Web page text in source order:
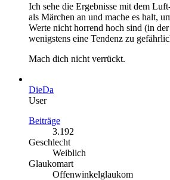
Ich sehe die Ergebnisse mit dem
als Märchen an und mache es halt,
Werte nicht horrend hoch sind (in
wenigstens eine Tendenz zu
Mach dich nicht verrückt.
DieDa
User
Beiträge
3.192
Geschlecht
Weiblich
Glaukomart
Offenwinkelglaukom